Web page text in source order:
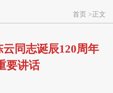
首页 > 正文
同志诞辰120周年
要讲话